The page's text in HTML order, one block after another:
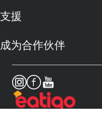
支援
成为合作伙伴